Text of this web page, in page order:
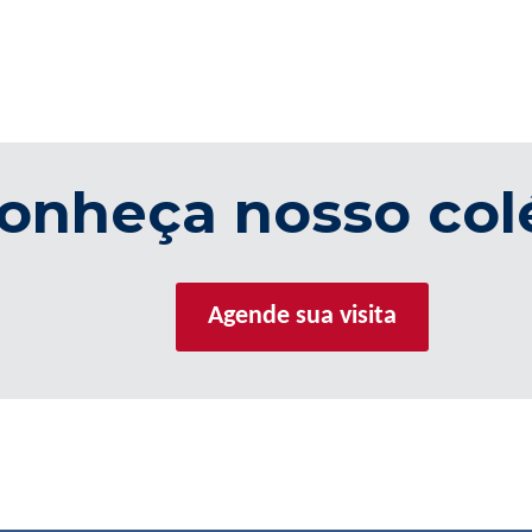
nosso
Agende sua visita